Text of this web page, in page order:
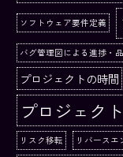
ソフトウェア要件定義
バグ管理図による進捗・
プロジェクトの時間
プロジェク
リスク移転 リバース